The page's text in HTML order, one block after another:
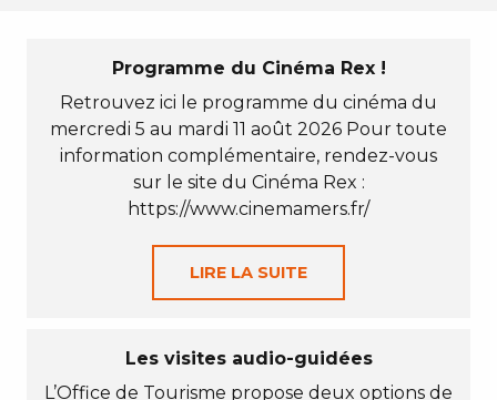
Programme du Cinéma Rex !
Retrouvez ici le programme du cinéma du
mercredi 5 au mardi 11 août 2026 Pour toute
information complémentaire, rendez-vous
sur le site du Cinéma Rex :
https://www.cinemamers.fr/
LIRE LA SUITE
Les visites audio-guidées
L’Office de Tourisme propose deux options de